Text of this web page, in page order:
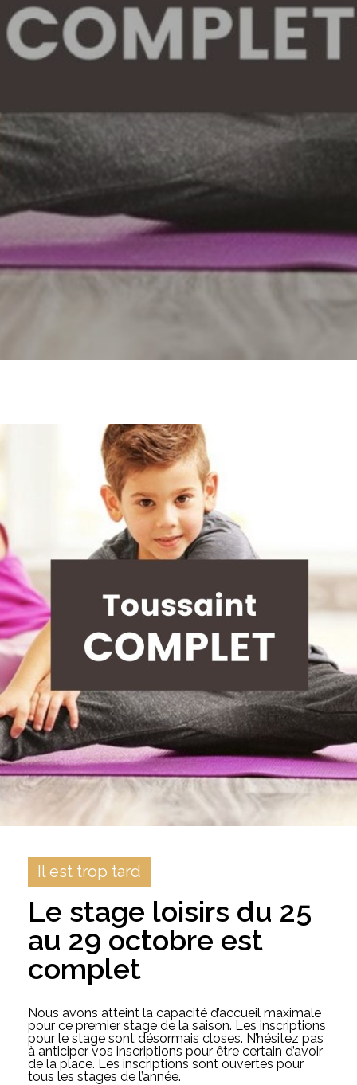
Il est trop tard
Le stage loisirs du 25
au 29 octobre est
complet
Nous avons atteint la capacité d’accueil maximale
pour ce premier stage de la saison. Les inscriptions
pour le stage sont désormais closes. N’hésitez pas
à anticiper vos inscriptions pour être certain d’avoir
de la place. Les inscriptions sont ouvertes pour
tous les stages de l’année.